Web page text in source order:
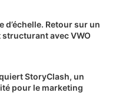
d’échelle. Retour sur un
avec VWO
StoryClash, un
pour le marketing